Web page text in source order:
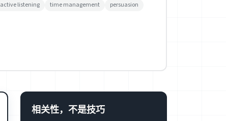
active listening
time management persuasion
相关性，不是技巧